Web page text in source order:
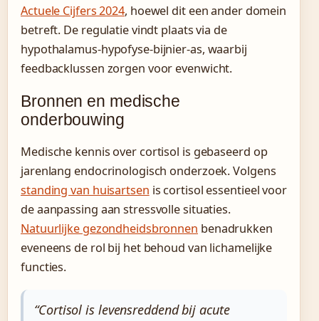
Actuele Cijfers 2024, hoewel dit een ander domein
betreft. De regulatie vindt plaats via de
hypothalamus-hypofyse-bijnier-as, waarbij
feedbacklussen zorgen voor evenwicht.
Bronnen en medische
onderbouwing
Medische kennis over cortisol is gebaseerd op
jarenlang endocrinologisch onderzoek. Volgens
standing van huisartsen is cortisol essentieel voor
de aanpassing aan stressvolle situaties.
Natuurlijke gezondheidsbronnen benadrukken
eveneens de rol bij het behoud van lichamelijke
functies.
“Cortisol is levensreddend bij acute